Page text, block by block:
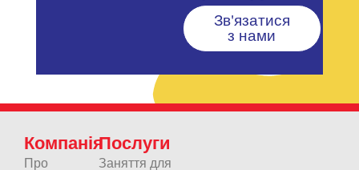
Зв'язатися
з нами
Компанія
Про
Послуги
Заняття для